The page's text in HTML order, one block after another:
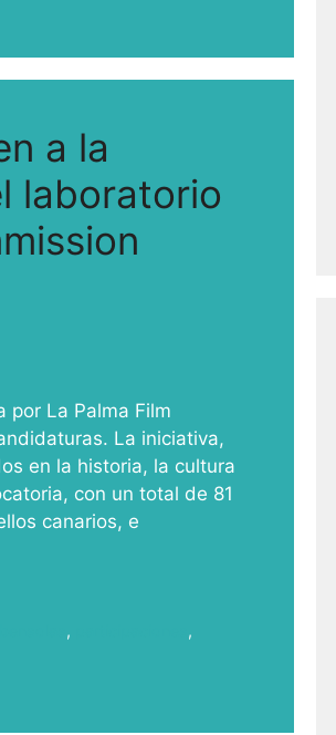
a la
laboratorio
por La Palma Film
La iniciativa,
en la historia, la cultura
con un total de 81
canarios, e
,
,